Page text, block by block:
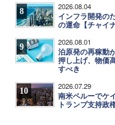
8 2026.08.04
インフラ開発の
の運命【チャイ
9 2026.08.01
泊原発の再稼動
押し上げ、物価
すべき
10 2026.07.29
南米ペルーでケ
トランプ支持政